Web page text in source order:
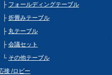
フォールディングテーブル
折畳みテーブル
丸テーブル
会議セット
その他テーブル
接 /ロビー